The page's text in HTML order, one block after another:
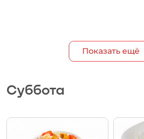
Показать ещё
Суббота